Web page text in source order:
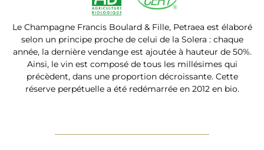
Le Champagne Francis Boulard & Fille, Petraea est élaboré
selon un principe proche de celui de la Solera : chaque
année, la dernière vendange est ajoutée à hauteur de 50%.
Ainsi, le vin est composé de tous les millésimes qui
précèdent, dans une proportion décroissante. Cette
réserve perpétuelle a été redémarrée en 2012 en bio.